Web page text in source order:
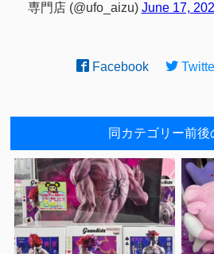
専門店 (@ufo_aizu) June 17,
Facebook
同カテゴリー前後